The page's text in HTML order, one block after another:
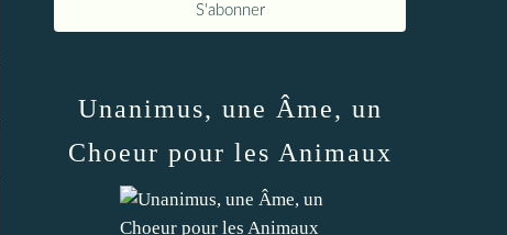
Unanimus, une Âme, un
Choeur pour les Animaux